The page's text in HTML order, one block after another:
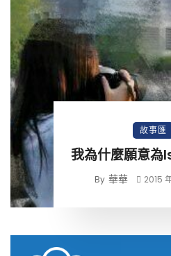
故事匯
我為什麼願意為
By 華華 2015